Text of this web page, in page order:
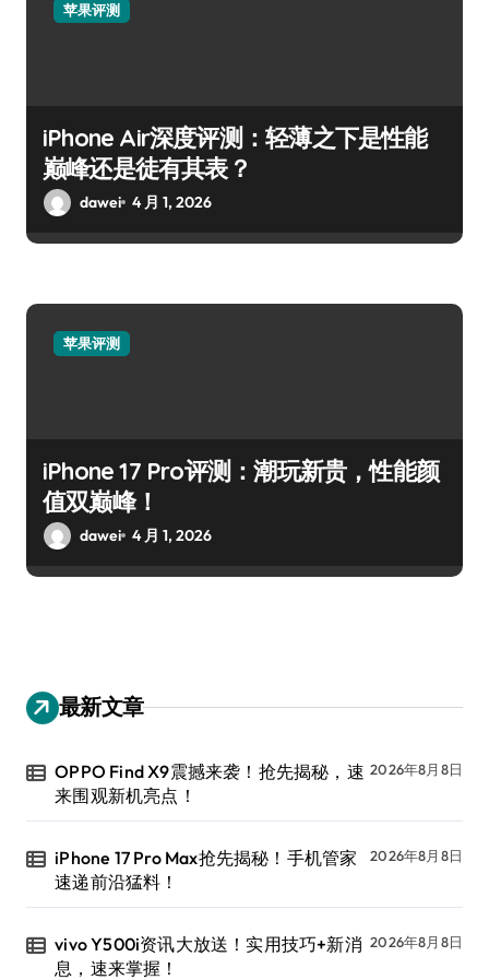
苹果评测
iPhone Air深度评测：轻薄之下是性能
巅峰还是徒有其表？
dawei 4 月 1, 2026
苹果评测
iPhone 17 Pro评测：潮玩新贵，性能颜
值双巅峰！
dawei 4 月 1, 2026
最新文章
OPPO Find X9震撼来袭！抢先揭秘，速
来围观新机亮点！
2026年8月8日
iPhone 17 Pro Max抢先揭秘！手机管家
速递前沿猛料！
2026年8月8日
vivo Y500i资讯大放送！实用技巧+新消
息，速来掌握！
2026年8月8日